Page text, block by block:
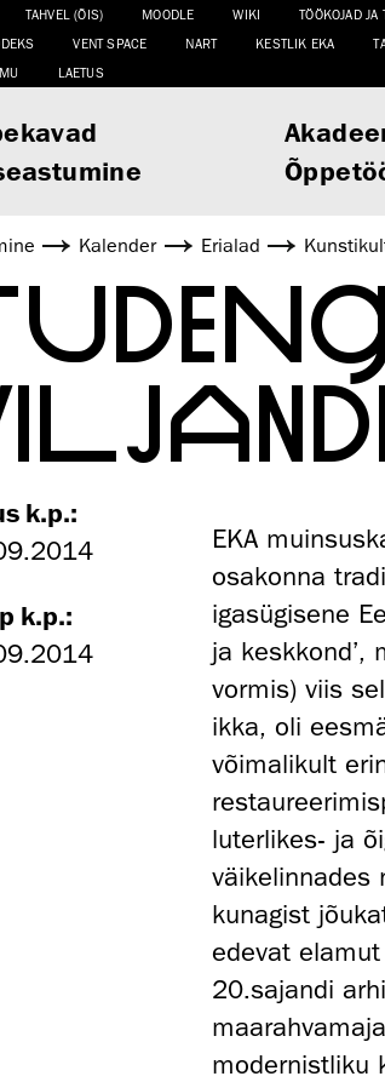
TAHVEL (ÕIS) MOODLE WIKI TÖÖKOJAD JA
VENT SPACE NART KESTLIK EKA
LAETUS
Kalender Erialad
k.p.:
k.p.:
EKA
osakonna
igasügisene
ja keskkond’,
vormis) viis
ikka, oli
võimalikult
luterlikes- ja
väikelinnades
kunagist
edevat
20.sajandi
modernistliku